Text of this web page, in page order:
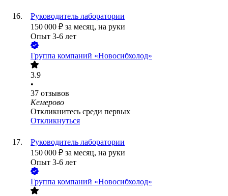
Руководитель лаборатории
150 000 ₽ за месяц, на руки
Опыт 3-6 лет
Группа компаний «Новосибхолод»
3.9
•
37 отзывов
Кемерово
Откликнитесь среди первых
Откликнуться
Руководитель лаборатории
150 000 ₽ за месяц, на руки
Опыт 3-6 лет
Группа компаний «Новосибхолод»